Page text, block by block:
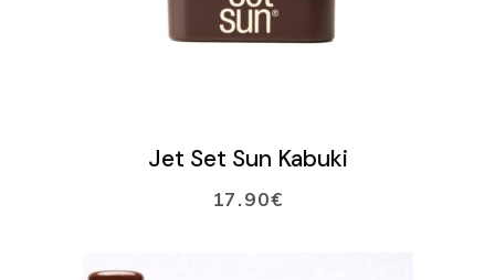
LISÄÄ OSTOSKORIIN
Jet Set Sun Kabuki
17.90€